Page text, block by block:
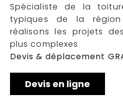
Spécialiste de la
typiques de la région
réalisons les projets
plus complexes
Devis & déplacement
Devis en ligne